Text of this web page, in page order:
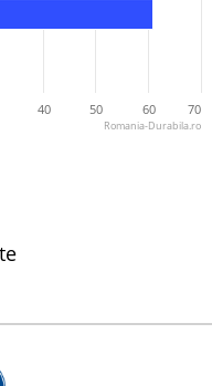
40 50 60 70
Romania-Durabila.ro